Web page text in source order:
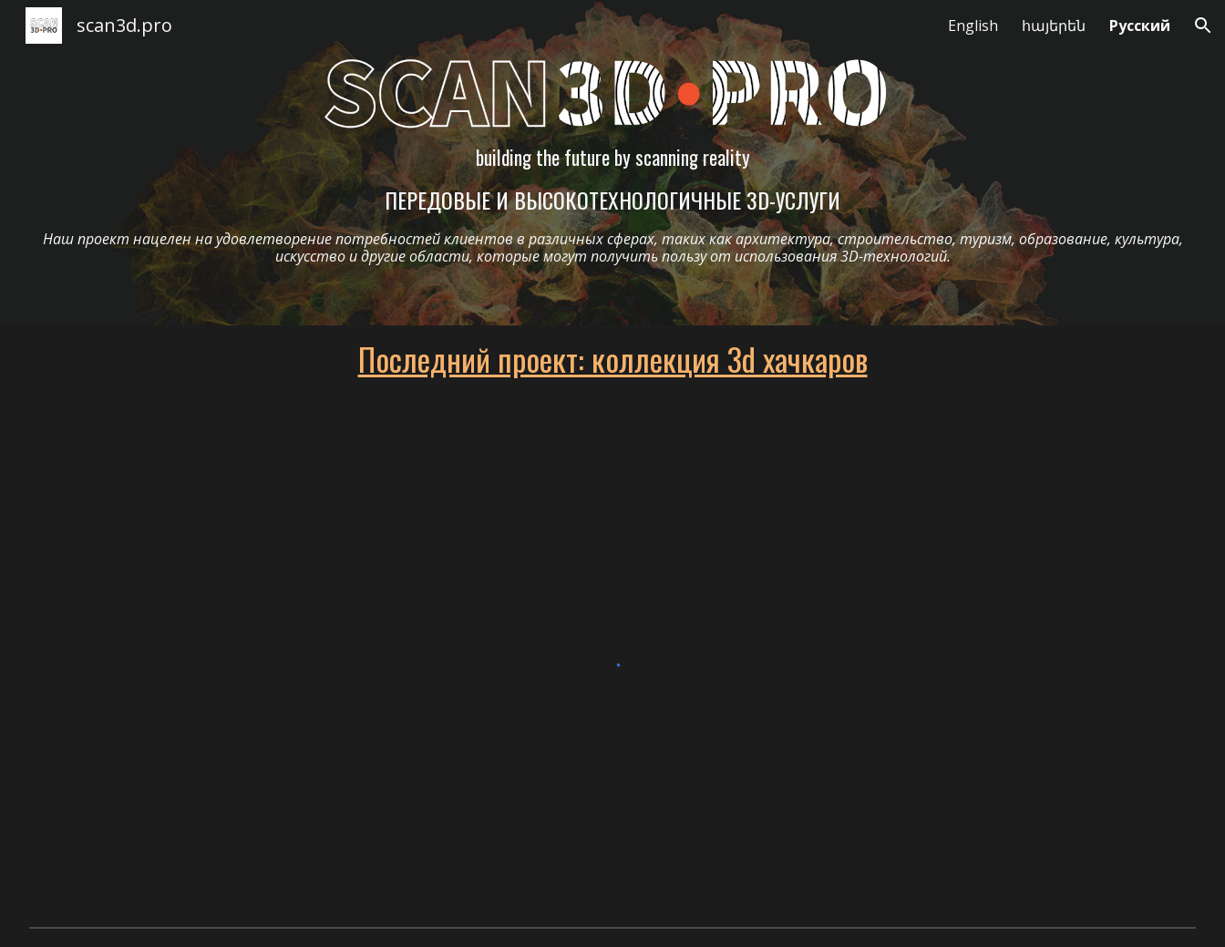
Skip to main content Skip to navigation
scan3d.pro English հայերեն Русский
building the future by scanning reality
ПЕРЕДОВЫЕ И ВЫСОКОТЕХНОЛОГИЧНЫЕ 3D-УСЛУГИ
Наш проект нацелен на удовлетворение потребностей клиентов в различных сферах, таких как архитектура, строительство, туризм, образование, культура,
искусство и другие области, которые могут получить пользу от использования 3D-технологий.
Последний проект: коллекция 3d хачкаров